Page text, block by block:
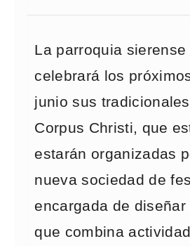
La parroquia
celebrará los
junio sus
Corpus Christi, que
estarán organizadas
nueva sociedad de
encargada de
que combina